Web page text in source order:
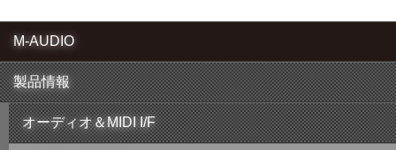
M-AUDIO
製品情報
オーディオ＆MIDI I/F